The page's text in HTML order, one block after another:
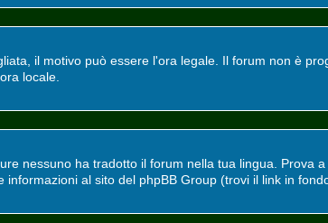
il motivo può essere l'ora legale. Il forum non è
locale.
nessuno ha tradotto il forum nella tua lingua. Prova
al sito del phpBB Group (trovi il link in